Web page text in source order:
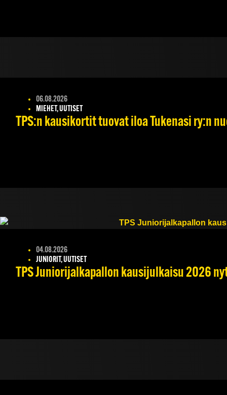
06.08.2026
MIEHET, UUTISET
TPS:n kausikortit tuovat iloa Tukenasi ry:n
04.08.2026
JUNIORIT, UUTISET
TPS Juniorijalkapallon kausijulkaisu 2026